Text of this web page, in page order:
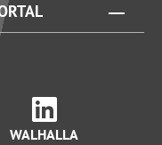
WALHALLA